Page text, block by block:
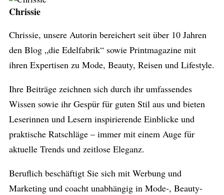
Chrissie
Chrissie, unsere Autorin bereichert seit über 10 Jahren
den Blog „die Edelfabrik“ sowie Printmagazine mit
ihren Expertisen zu Mode, Beauty, Reisen und Lifestyle.
Ihre Beiträge zeichnen sich durch ihr umfassendes
Wissen sowie ihr Gespür für guten Stil aus und bieten
Leserinnen und Lesern inspirierende Einblicke und
praktische Ratschläge – immer mit einem Auge für
aktuelle Trends und zeitlose Eleganz.
Beruflich beschäftigt Sie sich mit Werbung und
Marketing und coacht unabhängig in Mode-, Beauty-